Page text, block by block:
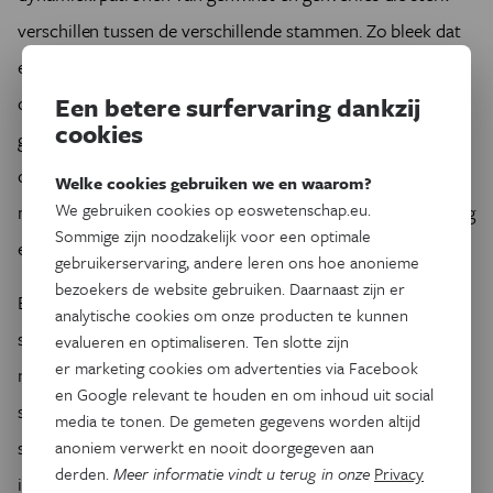
verschillen tussen de verschillende stammen. Zo bleek dat
elke groep een eigen genetische signatuur draagt, wat wijst
op duidelijke moleculaire convergentie. De nieuw ontstane
genfamilies zijn betrokken bij essentiële processen zoals
osmose (het reguleren van watertransport in cellen), het
metabolisme, vooral van vetzuren, voortplanting, ontgifting
en zintuiglijke waarneming.
Elke groep ontwikkelde daarnaast unieke aanpassingen:
stressrespons bij bedelloida raderdiertjes en tardigraden;
neurologische en spieraanpassingen bij clitellate annelida;
slijmproductie, schelpvorming en estivatie (zomerrust) bij
slakken; een beschermende cuticula bij nematoda;
immuunfuncties bij tetrapoda; en bij geleedpotigen onder
Een betere surfervaring dankzij
cookies
Welke cookies gebruiken we en waarom?
We gebruiken cookies op eoswetenschap.eu.
Sommige zijn noodzakelijk voor een optimale
gebruikerservaring, andere leren ons hoe anonieme
bezoekers de website gebruiken. Daarnaast zijn er
analytische cookies om onze producten te kunnen
evalueren en optimaliseren. Ten slotte zijn
er marketing cookies om advertenties via Facebook
en Google relevant te houden en om inhoud uit social
media te tonen. De gemeten gegevens worden altijd
anoniem verwerkt en nooit doorgegeven aan
derden.Meer informatie vindt u terug in onze Privacy